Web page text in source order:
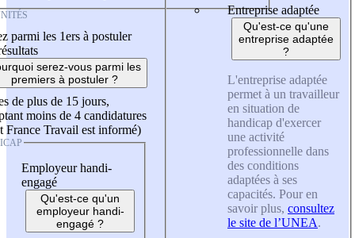
parmi les 1ers à postuler
serez-vous parmi les
premiers à postuler ?
de plus de 15 jours,
moins de 4 candidatures
France Travail est informé)
Employeur handi-
engagé
Qu'est-ce qu'un
employeur handi-
engagé ?
Entreprise adaptée
Qu'est-ce qu'une
entreprise adaptée
?
L'entreprise adaptée
permet à un travailleur
en situation de
handicap d'exercer
une activité
professionnelle dans
des conditions
adaptées à ses
capacités. Pour en
savoir plus, consultez
le site de l’UNEA.